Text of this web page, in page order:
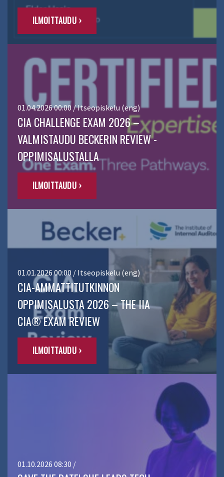
ILMOITTAUDU ›
01.04.2026 00:00 / Itseopiskelu (eng)
CIA CHALLENGE EXAM 2026 –
VALMISTAUDU BECKERIN REVIEW -
OPPIMISALUSTALLA
ILMOITTAUDU ›
01.01.2026 00:00 / Itseopiskelu (eng)
CIA-AMMATTITUTKINNON
OPPIMISALUSTA 2026 – THE IIA
CIA® EXAM REVIEW
ILMOITTAUDU ›
01.10.2026 08:30 /